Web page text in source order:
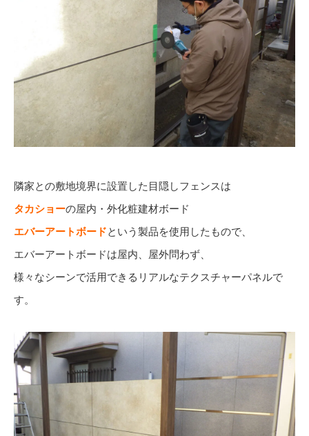
隣家との敷地境界に設置した目隠しフェンスは
タカショーの屋内・外化粧建材ボード
エバーアートボードという製品を使用したもので、
エバーアートボードは屋内、屋外問わず、
様々なシーンで活用できるリアルなテクスチャーパネルで
す。